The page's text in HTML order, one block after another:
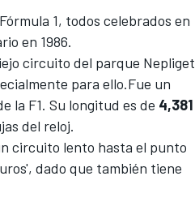
1, todos celebrados en
en 1986.
circuito del parque Nepliget
para ello.Fue un
la F1. Su longitud es de 4,381
del reloj.
circuito lento hasta el punto
dado que también tiene